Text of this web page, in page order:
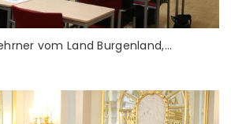
vom Land Burgenland,…